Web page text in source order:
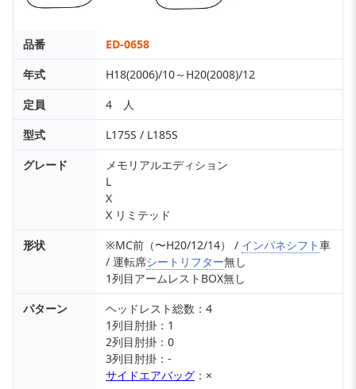
品番
ED-0658
年式
H18(2006)/10～H20(2008)/12
定員
4 人
型式
L175S / L185S
グレード
メモリアルエディション
L
X
X リミテッド
形状
※MC前（〜H20/12/14） / インパネシフト車
/ 運転席シートリフター無し
1列目アームレストBOX無し
パターン
ヘッドレスト総数：4
1列目肘掛：1
2列目肘掛：0
3列目肘掛：-
サイドエアバッグ ：×